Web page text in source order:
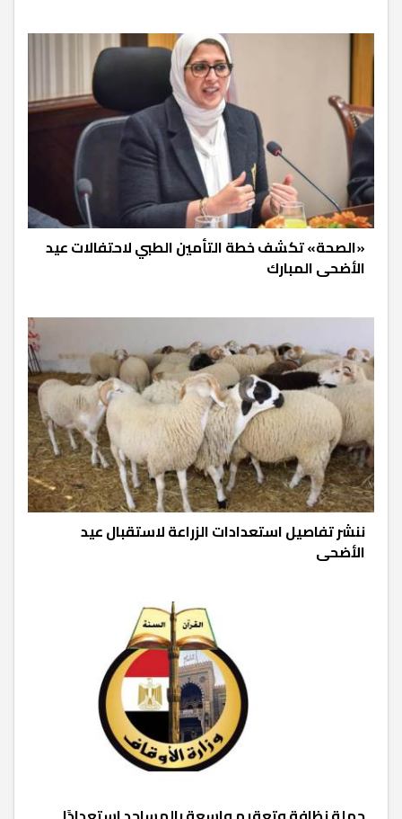
«الصحة» تكشف خطة التأمين الطبي لاحتفالات عيد
الأضحى المبارك
ننشر تفاصيل استعدادات الزراعة لاستقبال عيد
الأضحى